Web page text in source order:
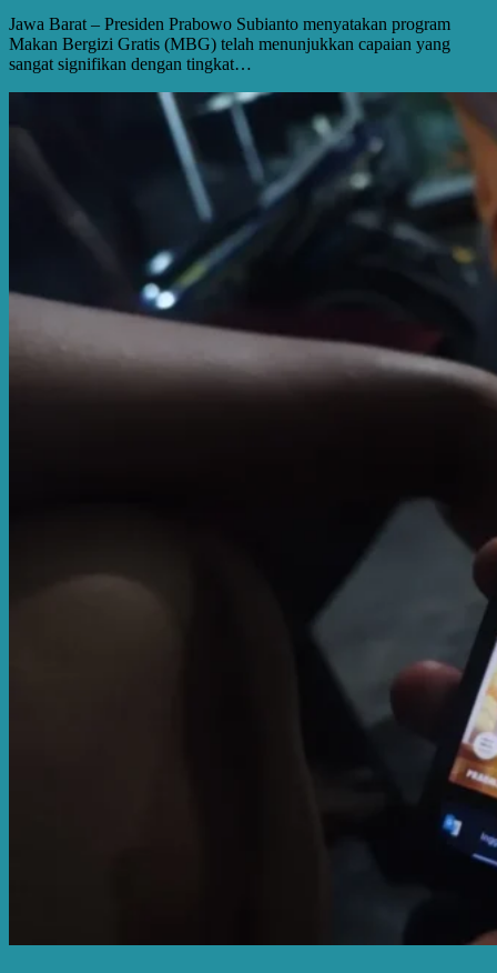
Jawa Barat – Presiden Prabowo Subianto menyatakan program
Makan Bergizi Gratis (MBG) telah menunjukkan capaian yang
sangat signifikan dengan tingkat…